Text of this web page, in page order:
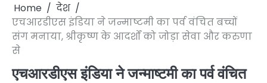
Home
देश
एचआरडीएस इंडिया ने जन्माष्टमी का पर्व वंचित बच्चों
संग मनाया, श्रीकृष्ण के आदर्शों को जोड़ा सेवा और करुणा
से
एचआरडीएस इंडिया ने जन्माष्टमी का पर्व वंचित